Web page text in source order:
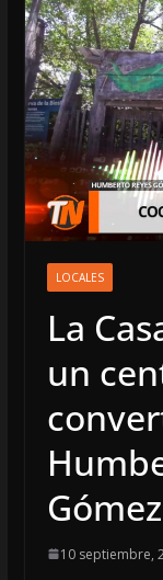
LOCALES
La
un
Gómez
10 septiembre,